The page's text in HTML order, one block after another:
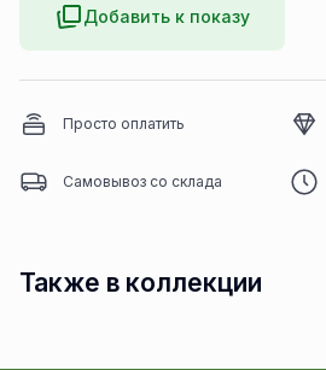
Добавить к показу
Просто оплатить
Самовывоз со склада
Также в коллекции